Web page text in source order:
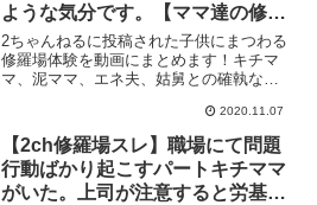
ような気分です。【ママ達の修羅
場】
2ちゃんねるに投稿された子供にまつわる
修羅場体験を動画にまとめます！キチマ
マ、泥ママ、エネ夫、姑舅との確執など
ます♪ぜひチャンネル登録お願いいたしま
す(・∀・)
2020.11.07
【2ch修羅場スレ】職場にて問題
行動ばかり起こすパートキチママ
がいた。上司が注意すると労基か